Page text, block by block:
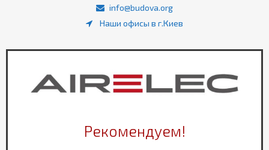
info@budova.org
Наши офисы в г.Киев
Рекомендуем!